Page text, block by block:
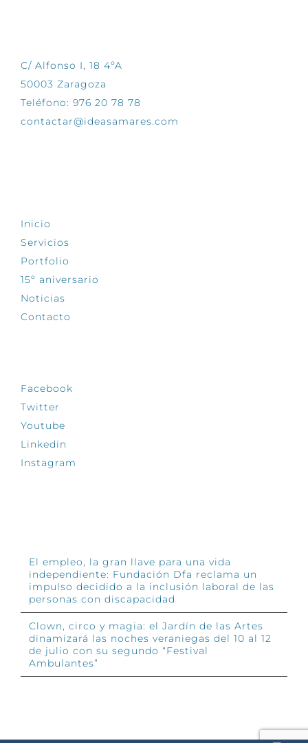
C/ Alfonso I, 18 4ºA
50003 Zaragoza
Teléfono: 976 20 78 78
contactar@ideasamares.com
Inicio
Servicios
Portfolio
15º aniversario
Noticias
Contacto
Facebook
Twitter
Youtube
Linkedin
Instagram
El empleo, la gran llave para una vida
independiente: Fundación Dfa reclama un
impulso decidido a la inclusión laboral de las
personas con discapacidad
Clown, circo y magia: el Jardín de las Artes
dinamizará las noches veraniegas del 10 al 12
de julio con su segundo “Festival
Ambulantes”